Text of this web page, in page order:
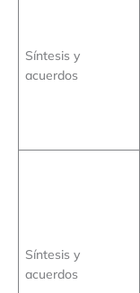
Síntesis y
acuerdos
Síntesis y
acuerdos